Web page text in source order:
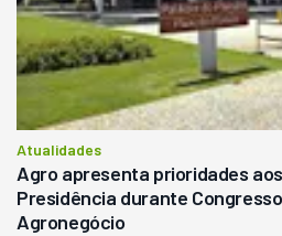
Atualidades
Agro apresenta prioridades
Presidência durante
Agronegócio